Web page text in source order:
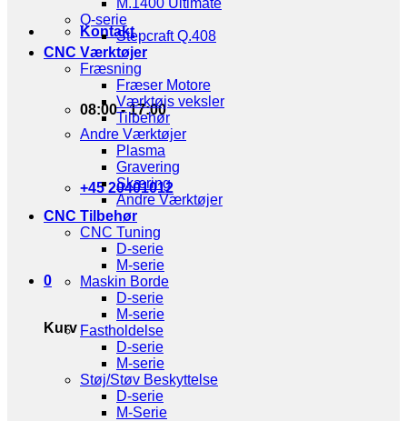
Kontakt
08:00 - 17:00
+45 20401012
0
Kurv
Q-serie
Stepcraft Q.408
CNC Værktøjer
Fræsning
Fræser Motore
Værktøjs veksler
Tilbehør
Andre Værktøjer
Plasma
Gravering
Skæring
Andre Værktøjer
CNC Tilbehør
CNC Tuning
D-serie
M-serie
Maskin Borde
D-serie
M-serie
Fastholdelse
D-serie
M-serie
Støj/Støv Beskyttelse
D-serie
M-Serie